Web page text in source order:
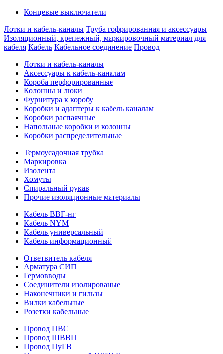
Концевые выключатели
Лотки и кабель-каналы Труба гофрированная и аксессуары
Изоляционный, крепежный, маркировочный материал для
кабеля Кабель Кабельное соединение Провод
Лотки и кабель-каналы
Аксессуары к кабель-каналам
Короба перфорированные
Колонны и люки
Фурнитура к коробу
Коробки и адаптеры к кабель каналам
Коробки распаячные
Напольные коробки и колонны
Коробки распределительные
Термоусадочная трубка
Маркировка
Изолента
Хомуты
Спиральный рукав
Прочие изоляционные материалы
Кабель ВВГ-нг
Кабель NYM
Кабель универсальный
Кабель информационный
Ответвитель кабеля
Арматура СИП
Гермовводы
Соединители изолированые
Наконечники и гильзы
Вилки кабельные
Розетки кабельные
Провод ПВС
Провод ШВВП
Провод ПуГВ